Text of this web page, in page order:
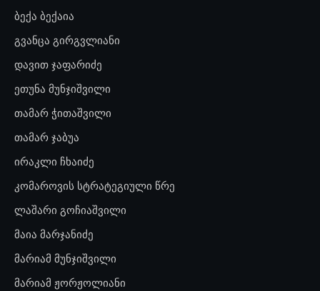
ბექა ბექაია
გვანცა გირგვლიანი
დავით ჯაფარიძე
ეთუნა მუნჯიშვილი
თამარ ჭითაშვილი
თამარ ჯაბუა
ირაკლი ჩხაიძე
კომაროვის სტრატეგიული წრე
ლაშარი გოჩიაშვილი
მაია მარჯანიძე
მარიამ მუნჯიშვილი
მარიამ ჟორჟოლიანი